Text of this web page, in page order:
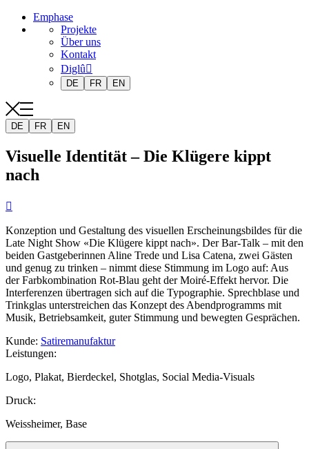
Emphase
Projekte
Über uns
Kontakt
Diglû
DE FR EN
DE FR EN
Visuelle Identität – Die Klügere kippt
nach

Konzeption und Gestaltung des visuellen Erscheinungsbildes für die
Late Night Show «Die Klügere kippt nach». Der Bar-Talk – mit den
beiden Gastgeberinnen Aline Trede und Lisa Catena, zwei Gästen
und genug zu trinken – nimmt diese Stimmung im Logo auf: Aus
der Farbkombination Rot-Blau geht der Moiré-Effekt hervor. Die
Interferenzen übertragen sich auf die Typographie. Sprechblase und
Trinkglas unterstreichen das Konzept des Abendprogramms mit
Musik, Betriebsamkeit, guter Stimmung und bewegten Gesprächen.
Kunde: Satiremanufaktur
Leistungen:
Logo, Plakat, Bierdeckel, Shotglas, Social Media-Visuals
Druck:
Weissheimer, Base